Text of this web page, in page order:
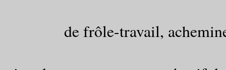
de frôle-travail,